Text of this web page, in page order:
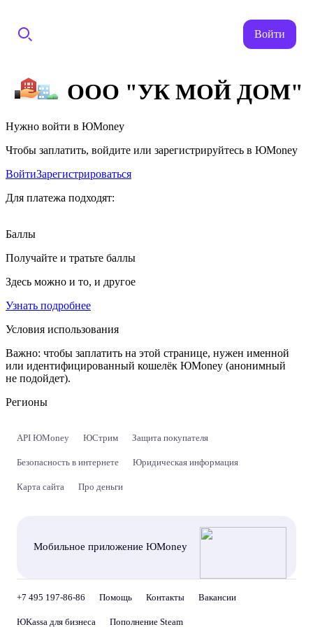
Войти
ООО "УК МОЙ ДОМ"
Нужно войти в ЮMoney
Чтобы заплатить, войдите или зарегистрируйтесь в ЮMoney
ВойтиЗарегистрироваться
Для платежа подходят:
Баллы
Получайте и тратьте баллы
Здесь можно и то, и другое
Узнать подробнее
Условия использования
Важно: чтобы заплатить на этой странице, нужен именной
или идентифицированный кошелёк ЮMoney (анонимный
не подойдет).
Регионы
API ЮMoney ЮСтрим Защита покупателя
Безопасность в интернете Юридическая информация
Карта сайта Про деньги
Мобильное приложение ЮMoney
+7 495 197-86-86 Помощь Контакты Вакансии
ЮKassa для бизнеса Пополнение Steam